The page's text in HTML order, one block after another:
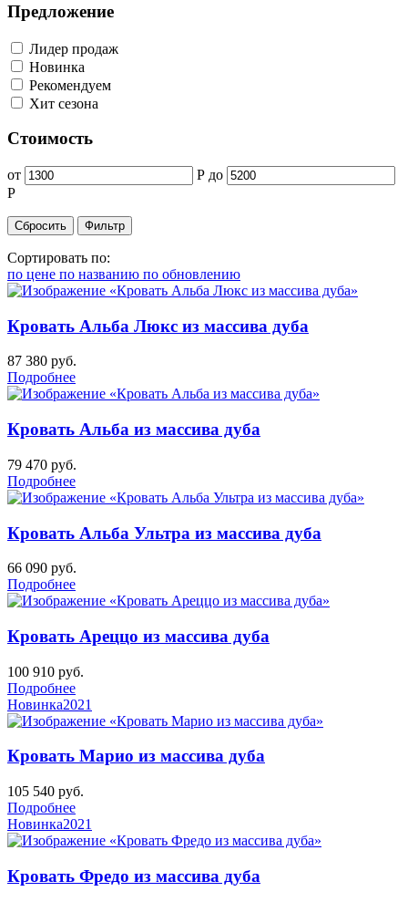
Предложение
Лидер продаж
Новинка
Рекомендуем
Хит сезона
Стоимость
от Р до
Р
Сортировать по:
по цене по названию по обновлению
Кровать Альба Люкс из массива дуба
87 380 руб.
Подробнее
Кровать Альба из массива дуба
79 470 руб.
Подробнее
Кровать Альба Ультра из массива дуба
66 090 руб.
Подробнее
Кровать Ареццо из массива дуба
100 910 руб.
Подробнее
Новинка2021
Кровать Марио из массива дуба
105 540 руб.
Подробнее
Новинка2021
Кровать Фредо из массива дуба